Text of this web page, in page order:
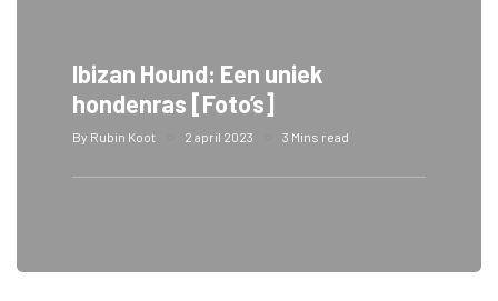
Ibizan Hound: Een uniek
hondenras [Foto’s]
By Rubin Koot 2 april 2023 3 Mins read